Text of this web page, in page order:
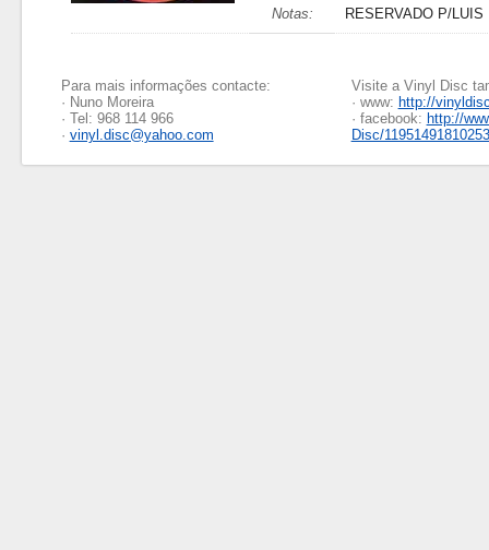
Notas:
RESERVADO P/LUIS
Para mais informações contacte:
· Nuno Moreira
· Tel: 968 114 966
· vinyl.disc@yahoo.com
Visite a Vinyl Disc
· www: http://
· facebook: http://
Disc/